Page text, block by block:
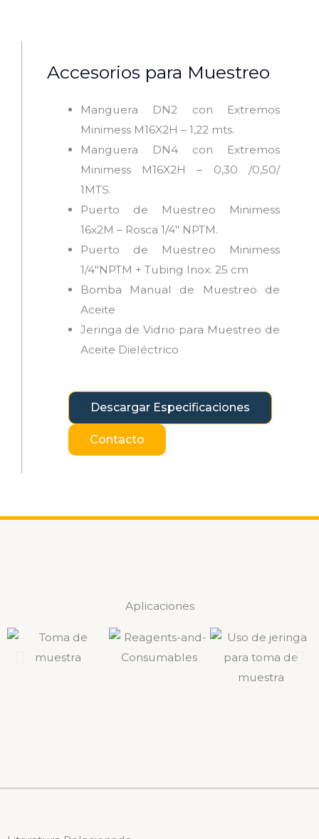
Accesorios para Muestreo
Manguera DN2 con Extremos
Minimess M16X2H – 1,22 mts.
Manguera DN4 con Extremos
Minimess M16X2H – 0,30 /0,50/
1MTS.
Puerto de Muestreo Minimess
16x2M – Rosca 1/4″ NPTM.
Puerto de Muestreo Minimess
1/4″NPTM + Tubing Inox. 25 cm
Bomba Manual de Muestreo de
Aceite
Jeringa de Vidrio para Muestreo de
Aceite Dieléctrico
Descargar Especificaciones
Contacto
Aplicaciones